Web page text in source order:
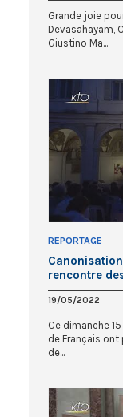
Grande joie
Devasahayam,
Giustino Ma...
REPORTAGE
rencontre
19/05/2022
Ce dimanche
de Français
de...